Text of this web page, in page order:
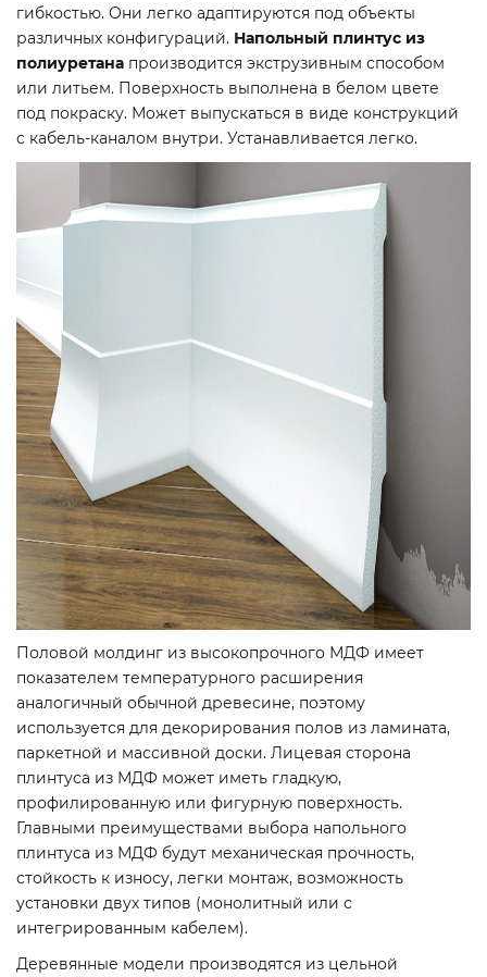
гибкостью. Они легко адаптируются под объекты
различных конфигураций. Напольный плинтус из
полиуретана производится экструзивным способом
или литьем. Поверхность выполнена в белом цвете
под покраску. Может выпускаться в виде конструкций
с кабель-каналом внутри. Устанавливается легко.
Половой молдинг из высокопрочного МДФ имеет
показателем температурного расширения
аналогичный обычной древесине, поэтому
используется для декорирования полов из ламината,
паркетной и массивной доски. Лицевая сторона
плинтуса из МДФ может иметь гладкую,
профилированную или фигурную поверхность.
Главными преимуществами выбора напольного
плинтуса из МДФ будут механическая прочность,
стойкость к износу, легки монтаж, возможность
установки двух типов (монолитный или с
интегрированным кабелем).
Деревянные модели производятся из цельной